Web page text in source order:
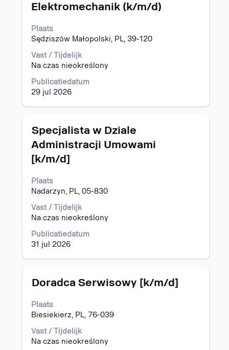
Elektromechanik (k/m/d)
Plaats
Sędziszów Małopolski, PL, 39-120
Vast / Tijdelijk
Na czas nieokreślony
Publicatiedatum
29 jul 2026
spatiebalk
de
volledige
inhoud
van
functiegegevens
weer
Titel
Specjalista w Dziale
Administracji Umowami
[k/m/d]
Plaats
Nadarzyn, PL, 05-830
Vast / Tijdelijk
Na czas nieokreślony
Publicatiedatum
31 jul 2026
Selecteer
deze
spatiebalk
om
volledige
inhoud
de
functiegegevens
weer
te
geven.
Titel
Doradca Serwisowy [k/m/d]
Plaats
Biesiekierz, PL, 76-039
Vast / Tijdelijk
Na czas nieokreślony
Selecteer
spatiebalk
om
volledige
inhoud